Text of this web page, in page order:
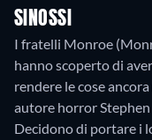
SINOSSI
I fratelli Monroe
hanno scoperto di
rendere le cose
autore horror
Decidono di portare i